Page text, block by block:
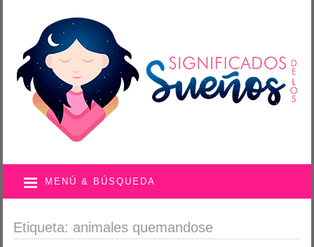
MENÚ & BÚSQUEDA
Etiqueta: animales quemandose